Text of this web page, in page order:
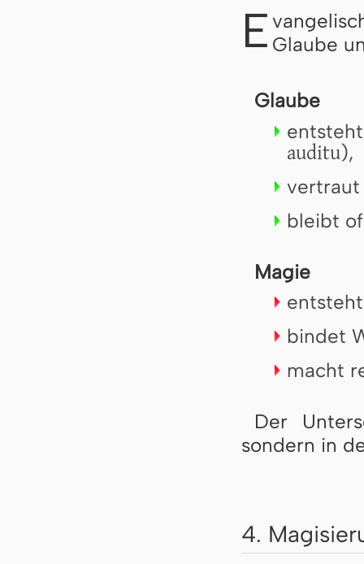
E Glaube
Glaube
auditu),
vertraut
bleibt
Magie
bindet
macht
Der
sondern in
4.